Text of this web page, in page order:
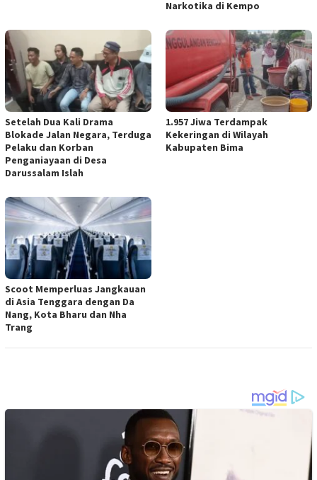
Narkotika di Kempo
Setelah Dua Kali Drama
Blokade Jalan Negara, Terduga
Pelaku dan Korban
Penganiayaan di Desa
Darussalam Islah
1.957 Jiwa Terdampak
Kekeringan di Wilayah
Kabupaten Bima
Scoot Memperluas Jangkauan
di Asia Tenggara dengan Da
Nang, Kota Bharu dan Nha
Trang